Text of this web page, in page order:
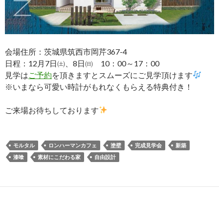
会場住所：茨城県筑西市岡芹367-4
日程：12月7日㈯、8日㈰ 10：00～17：00
見学は ご予約を頂きますとスムーズにご見学頂けます
※いまなら可愛い時計がもれなくもらえる特典付き！
ご来場お待ちしております
モルタル ロンハーマンカフェ 塗壁 完成見学会
新築
漆喰
素材にこだわる家 自由設計